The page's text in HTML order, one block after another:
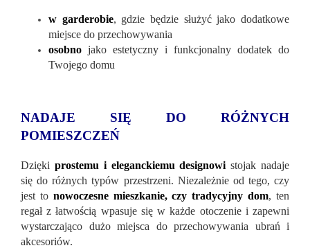
w garderobie, gdzie będzie służyć jako dodatkowe
miejsce do przechowywania
osobno jako estetyczny i funkcjonalny dodatek do
Twojego domu
NADAJE SIĘ DO RÓŻNYCH
POMIESZCZEŃ
Dzięki prostemu i eleganckiemu designowi stojak nadaje
się do różnych typów przestrzeni. Niezależnie od tego, czy
jest to nowoczesne mieszkanie, czy tradycyjny dom, ten
regał z łatwością wpasuje się w każde otoczenie i zapewni
wystarczająco dużo miejsca do przechowywania ubrań i
akcesoriów.